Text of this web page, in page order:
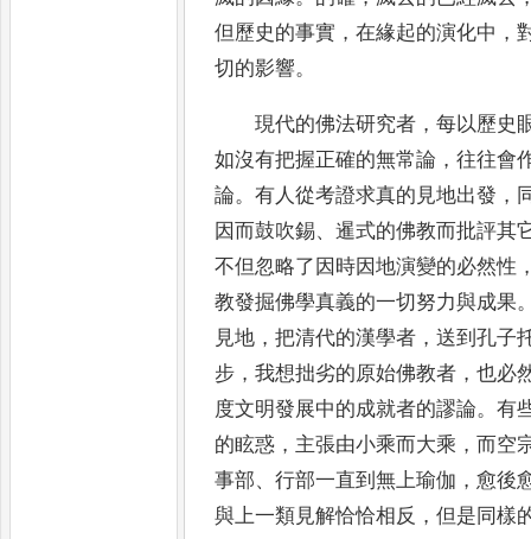
但歷史的事實 ，在緣起的演化中 ，
切的影響。
現代的佛法研究者 ，每以歷史
如沒有把握正確的無常論 ，往往會
論。有人從考證求真的見地出發 ，
因而鼓吹錫、暹式的佛教而批評其
不但忽略了因時因地演變的必然性
教發掘佛學真義的一切努力與成果
見地 ，把清代的漢學者 ，送到孔子
步 ，我想拙劣的原始佛教者 ，也必
度文明發展中的成就者的謬論。有
的眩惑 ， 主張由小乘而大乘 ， 而空
事部、行部一直到無上瑜伽 ，愈後
與上一類見解恰恰相反 ，但是同樣